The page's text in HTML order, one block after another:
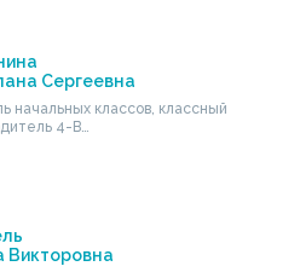
Сергеевна
начальных классов, классный
4-В…
Викторовна